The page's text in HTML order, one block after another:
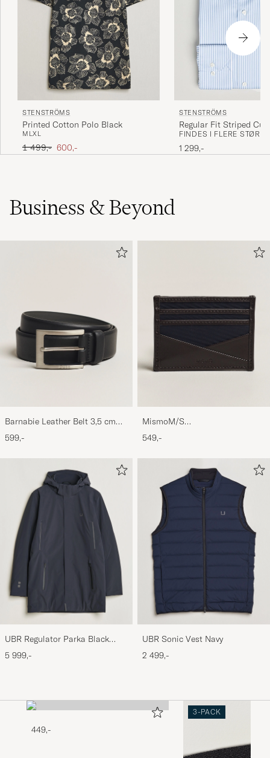
STENSTRÖMS
Printed Cotton Polo Black
M LXL
Ordinary pris
1 499,- Nedsat pris
600,-
STENSTRÖMS
Regular Fit Striped Cut
Blue/White
FINDES I FLERE
1 299,-
Business & Beyond
Barnabie Leather Belt 3,5 cm
Black
599,-
MismoM/S
CardholderNavy/Dark Brown
549,-
UBR Regulator Parka Black
Storm
5 999,-
UBR Sonic Vest Navy
2 499,-
449,-
3-PACK